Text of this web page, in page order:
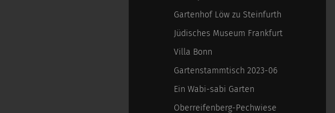
Gartenhof Löw zu Steinfurth
Jüdisches Museum Frankfurt
Villa Bonn
Gartenstammtisch 2023-06
Ein Wabi-sabi Garten
Oberreifenberg-Pechwiese